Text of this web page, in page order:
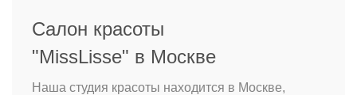
Салон красоты
"MissLisse" в Москве
Наша студия красоты находится в Москве,